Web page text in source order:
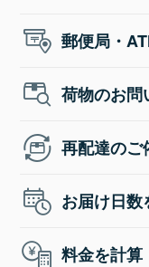
郵便局・
荷物のお問
再配達のご
お届け日数
料金を計算